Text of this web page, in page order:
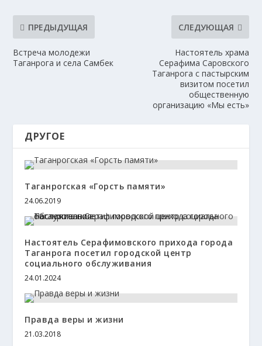
ПРЕДЫДУЩАЯ
Встреча молодежи
Таганрога и села Самбек
СЛЕДУЮЩАЯ
Настоятель храма
Серафима Саровского
Таганрога с пастырским
визитом посетил
общественную
организацию «Мы есть»
ДРУГОЕ
Таганрогская «Горсть памяти»
24.06.2019
Настоятель Серафимовского прихода города
Таганрога посетил городской центр
социального обслуживания
24.01.2024
Правда веры и жизни
21.03.2018